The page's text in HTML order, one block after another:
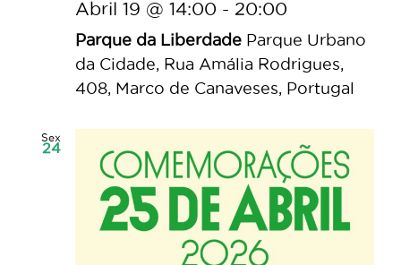
Abril 19 @ 14:00 - 20:00
Parque da Liberdade Parque Urbano
da Cidade, Rua Amália Rodrigues,
408, Marco de Canaveses, Portugal
Sex
24